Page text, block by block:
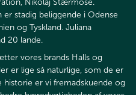
Nikolaj Stærmose.
stadig beliggende i Odense
og Tyskland. Juliana
20 lande.​​​​​​​
vores brands Halls og
er lige så naturlige, som de er
historie er vi fremadskuende og